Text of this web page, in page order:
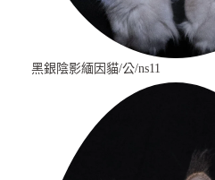
黑銀陰影緬因貓/公/ns11